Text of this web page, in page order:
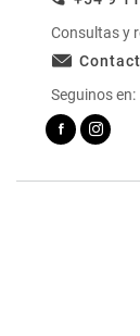
Consultas y
Seguinos en: